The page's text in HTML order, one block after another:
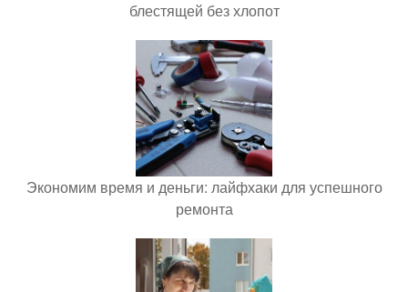
блестящей без хлопот
Экономим время и деньги: лайфхаки для успешного
ремонта